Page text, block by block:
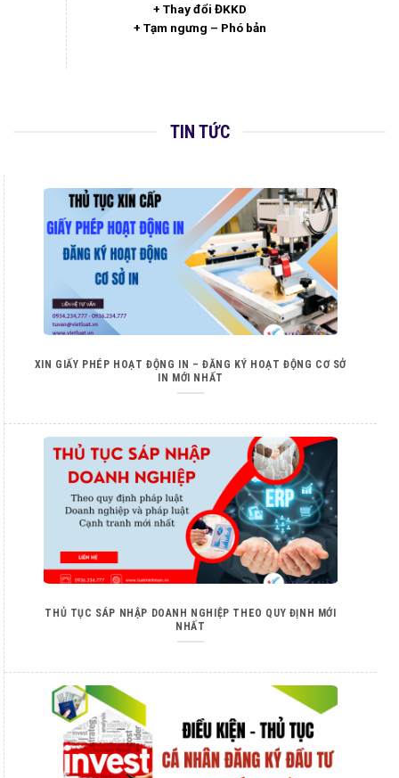
+ Thay đổi ĐKKD
+ Tạm ngưng – Phó bản
TIN TỨC
XIN GIẤY PHÉP HOẠT ĐỘNG IN – ĐĂNG KÝ HOẠT ĐỘNG CƠ SỞ
IN MỚI NHẤT
THỦ TỤC SÁP NHẬP DOANH NGHIỆP THEO QUY ĐỊNH MỚI
NHẤT